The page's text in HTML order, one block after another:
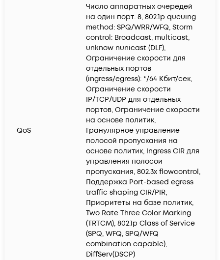
QoS
Число аппаратных очередей
на один порт: 8, 802.1p queuing
method: SPQ/WRR/WFQ, Storm
control: Broadcast, multicast,
unknow nunicast (DLF),
Ограничение скорости для
отдельных портов
(ingress/egress): */64 Кбит/сек,
Ограничение скорости
IP/TCP/UDP для отдельных
портов, Ограничение скорости
на основе политик,
Гранулярное управление
полосой пропускания на
основе политик, Ingress CIR для
управления полосой
пропускания, 802.3x flowcontrol,
Поддержка Port-based egress
traffic shaping CIR/PIR,
Приоритеты на базе политик,
Two Rate Three Color Marking
(TRTCM), 802.1p Class of Service
(SPQ, WFQ, SPQ/WFQ
combination capable),
DiffServ(DSCP)